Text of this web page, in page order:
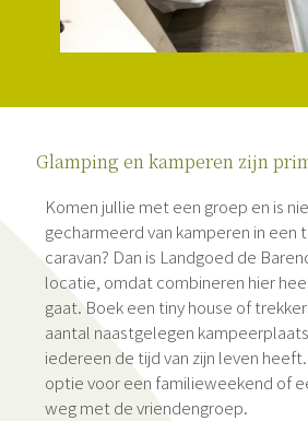
Glamping en kamperen zijn
Komen jullie met een groep en is
gecharmeerd van kamperen in een
caravan? Dan is Landgoed de
locatie, omdat combineren hier
gaat. Boek een tiny house of
aantal naastgelegen
iedereen de tijd van zijn leven
optie voor een familieweekend of
weg met de vriendengroep.